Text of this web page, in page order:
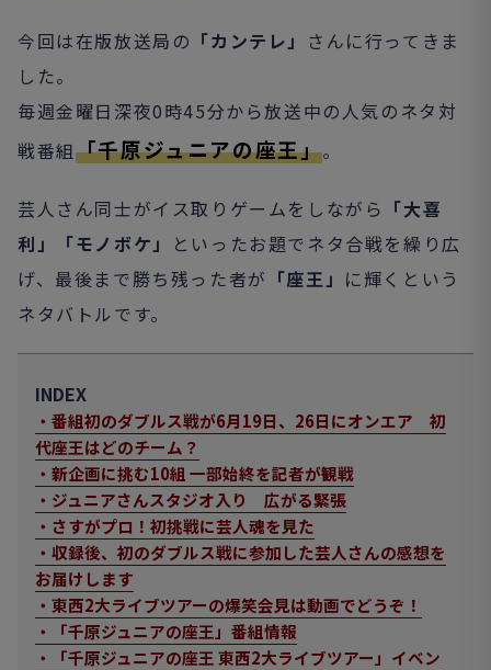
今回は在版放送局の 「カンテレ」 さんに行ってきま
した。
毎週金曜日深夜0時45分から放送中の人気のネタ対
戦番組「千原ジュニアの座王」。
芸人さん同士がイス取りゲームをしながら 「大喜
利」「モノボケ」
といったお題でネタ合戦を繰り広
げ、最後まで勝ち残った者が 「座王」 に輝くという
ネタバトルです。
INDEX
・番組初のダブルス戦が6月19日、26日にオンエア 初
代座王はどのチーム？
・新企画に挑む10組 一部始終を記者が観戦
・ジュニアさんスタジオ入り 広がる緊張
・さすがプロ！初挑戦に芸人魂を見た
・収録後、初のダブルス戦に参加した芸人さんの感想を
お届けします
・東西2大ライブツアーの爆笑会見は動画でどうぞ！
・「千原ジュニアの座王」番組情報
・「千原ジュニアの座王 東西2大ライブツアー」イベン